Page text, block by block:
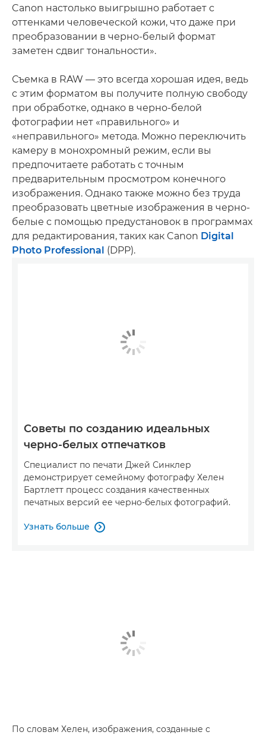
Canon настолько выигрышно работает с
оттенками человеческой кожи, что даже при
преобразовании в черно-белый формат
заметен сдвиг тональности».
Съемка в RAW — это всегда хорошая идея, ведь
с этим форматом вы получите полную свободу
при обработке, однако в черно-белой
фотографии нет «правильного» и
«неправильного» метода. Можно переключить
камеру в монохромный режим, если вы
предпочитаете работать с точным
предварительным просмотром конечного
изображения. Однако также можно без труда
преобразовать цветные изображения в черно-
белые с помощью предустановок в программах
для редактирования, таких как Canon Digital
Photo Professional (DPP).
Советы по созданию идеальных
черно-белых отпечатков
Специалист по печати Джей Синклер
демонстрирует семейному фотографу Хелен
Бартлетт процесс создания качественных
печатных версий ее черно-белых фотографий.
Узнать больше 
По словам Хелен, изображения, созданные с